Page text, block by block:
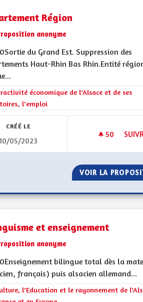
Région
anonyme
du Grand Est. Suppression des
Haut-Rhin Bas Rhin.Entité
les résultats de la catégorie : L'attractivité
économique de l'Alsace et de ses
l'emploi
CRÉÉ LE
05/2023
50 50
VOIR LA
et enseignement
anonyme
bilingue total dès la
français) puis alsacien allemand...
les résultats de la catégorie : La Culture,
l'Education et le rayonnement de